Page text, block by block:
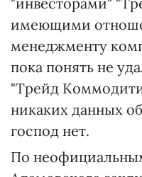
имеющими
менеджменту
пока понять не
"Трейд
никаких данных
господ нет.
По